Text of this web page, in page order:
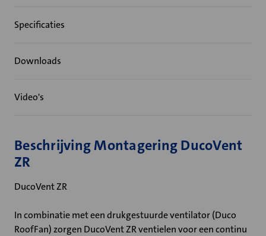
Specificaties
Downloads
Video's
Beschrijving Montagering DucoVent
ZR
DucoVent ZR
In combinatie met een drukgestuurde ventilator (Duco
RoofFan) zorgen DucoVent ZR ventielen voor een continu